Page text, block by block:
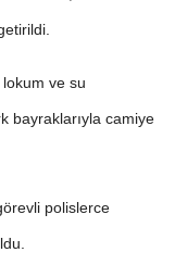
ve su
bayraklarıyla camiye
polislerce